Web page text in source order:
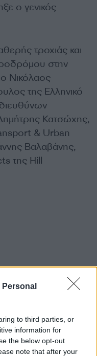
to third parties, or
information for
the below opt-out
note that after your
ο γενικός
τροχιάς και
στην
Νικόλαος
της Ελληνικό
Κατσώχης,
& Urban
Βαλαβάνης,
της Hill